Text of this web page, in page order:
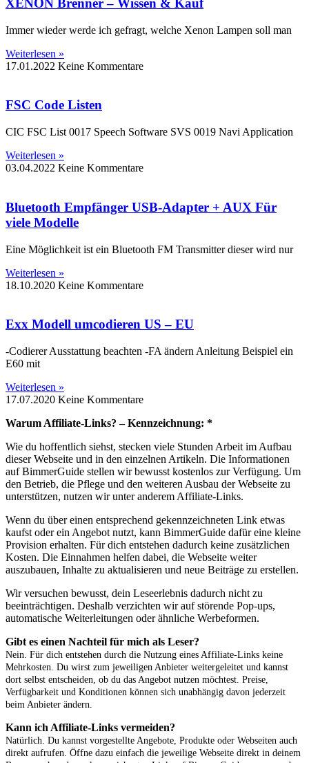
XENON Brenner – Wissen & Kauf
Immer wieder werde ich gefragt, welche Xenon Lampen soll man
Weiterlesen »
17.01.2022 Keine Kommentare
FSC Code Listen
CIC FSC List 0017 Speech Software SVS 0019 Navi Application
Weiterlesen »
03.04.2022 Keine Kommentare
Bluetooth Empfänger USB-Adapter + AUX Für
viele Modelle
Eine Möglichkeit ist ein Bluetooth FM Transmitter dieser wird nur
Weiterlesen »
18.10.2020 Keine Kommentare
Exx Modell umcodieren US – EU
-Codierer Ausstattung beachten -FA ändern Anleitung Beispiel ein
E60 mit
Weiterlesen »
17.07.2020 Keine Kommentare
Warum Affiliate-Links? – Kennzeichnung: *
Wie du hoffentlich siehst, stecken viele Stunden Arbeit im Aufbau
dieser Webseite und in den einzelnen Artikeln. Die Informationen
auf BimmerGuide stellen wir bewusst kostenlos zur Verfügung. Um
den Betrieb, die Pflege und den weiteren Ausbau der Webseite zu
unterstützen, nutzen wir unter anderem Affiliate-Links.
Wenn du über einen entsprechend gekennzeichneten Link etwas
kaufst oder ein Angebot nutzt, kann BimmerGuide dafür eine kleine
Provision erhalten. Für dich entstehen dadurch keine zusätzlichen
Kosten. Die Einnahmen helfen dabei, die Webseite weiter
auszubauen, Inhalte zu aktualisieren und neue Beiträge zu erstellen.
Wir versuchen bewusst, dein Leseerlebnis dadurch nicht zu
beeinträchtigen. Deshalb verzichten wir auf störende Pop-ups,
automatische Weiterleitungen oder ähnliche Werbeformen.
Gibt es einen Nachteil für mich als Leser?
Nein. Für dich entstehen durch die Nutzung eines Affiliate-Links keine
Mehrkosten. Du wirst zum jeweiligen Anbieter weitergeleitet und kannst
dort selbst entscheiden, ob du das Angebot nutzen möchtest. Preise,
Verfügbarkeit und Konditionen können sich unabhängig davon jederzeit
beim Anbieter ändern.
Kann ich Affiliate-Links vermeiden?
Natürlich. Du kannst vorgestellte Angebote, Produkte oder Webseiten auch
direkt aufrufen. Öffne dazu einfach die jeweilige Webseite direkt in deinem